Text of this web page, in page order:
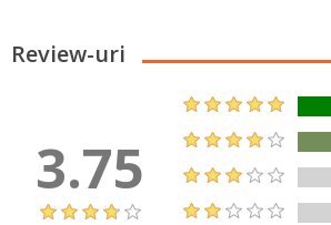
Review-uri
3.75